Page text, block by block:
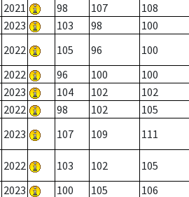
2021 98 107 108
2023 103 98 100
2022 105 96 100
2022 96 100 100
2023 104 102 102
2022 98 102 105
2023 107 109 111
2022 103 102 105
2023 100 105 106